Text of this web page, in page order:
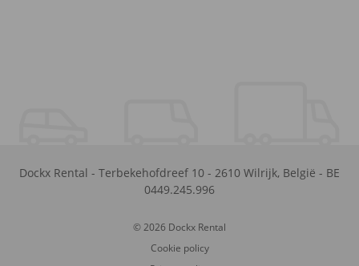
Dockx Rental - Terbekehofdreef 10 - 2610 Wilrijk, België - BE
0449.245.996
© 2026 Dockx Rental
Cookie policy